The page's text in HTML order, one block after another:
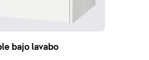
bajo lavabo